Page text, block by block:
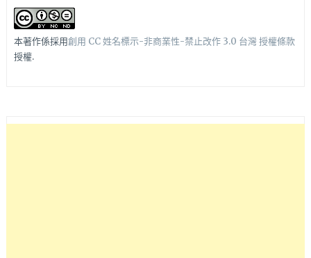
本著作係採用創用 CC 姓名標示-非商業性-禁止改作 3.0 台灣 授權條款
授權.